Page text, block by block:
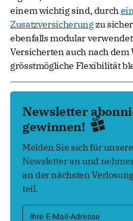
legitim, sich bestimmte
einem wichtig sind, durch
Zusatzversicherungzu
ebenfalls modular verwendet
Versicherten auch nach dem
Newsletter
gewinnen!
Melden Sie sich für
Newsletter an und
an der nächsten